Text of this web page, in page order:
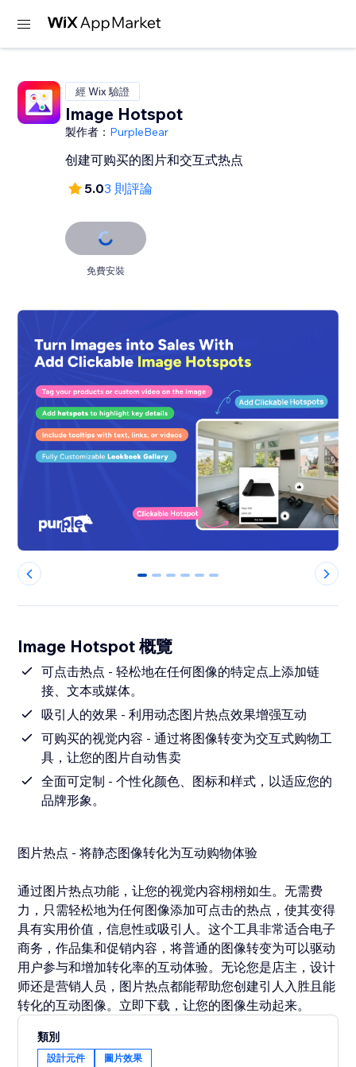
經 Wix 驗證
Image Hotspot
製作者： PurpleBear
创建可购买的图片和交互式热点
5.03 則評論
免費安裝
0 1 2 3 4 5
Image Hotspot 概覽
可点击热点 - 轻松地在任何图像的特定点上添加链
接、文本或媒体。
吸引人的效果 - 利用动态图片热点效果增强互动
可购买的视觉内容 - 通过将图像转变为交互式购物工
具，让您的图片自动售卖
全面可定制 - 个性化颜色、图标和样式，以适应您的
品牌形象。
图片热点 - 将静态图像转化为互动购物体验
通过图片热点功能，让您的视觉内容栩栩如生。无需费
力，只需轻松地为任何图像添加可点击的热点，使其变得
具有实用价值，信息性或吸引人。这个工具非常适合电子
商务，作品集和促销内容，将普通的图像转变为可以驱动
用户参与和增加转化率的互动体验。无论您是店主，设计
师还是营销人员，图片热点都能帮助您创建引人入胜且能
转化的互动图像。立即下载，让您的图像生动起来。
類別
設計元件 圖片效果